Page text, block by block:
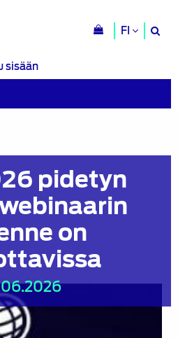
FI
sisään
pidetyn
on